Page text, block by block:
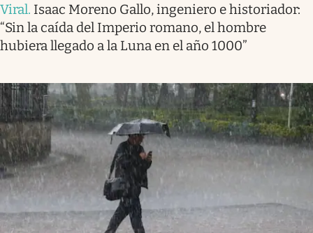
Viral. Isaac Moreno Gallo, ingeniero e historiador:
“Sin la caída del Imperio romano, el hombre
hubiera llegado a la Luna en el año 1000”